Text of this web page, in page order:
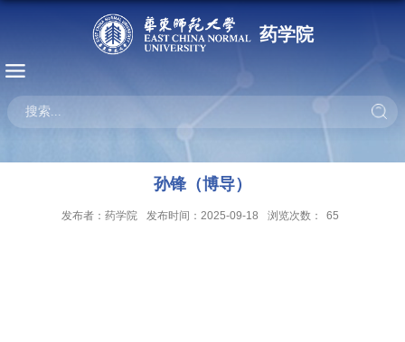
药学院
孙锋（博导）
发布者：药学院 发布时间：2025-09-18 浏览次数： 65